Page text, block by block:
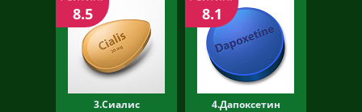
3.Сиалис
8.5
4.Дапоксетин
8.1